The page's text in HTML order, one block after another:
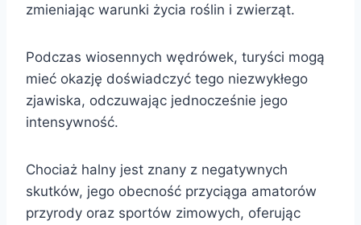
zmieniając warunki życia roślin i zwierząt.
Podczas wiosennych wędrówek, turyści mogą
mieć okazję doświadczyć tego niezwykłego
zjawiska, odczuwając jednocześnie jego
intensywność.
Chociaż halny jest znany z negatywnych
skutków, jego obecność przyciąga amatorów
przyrody oraz sportów zimowych, oferując